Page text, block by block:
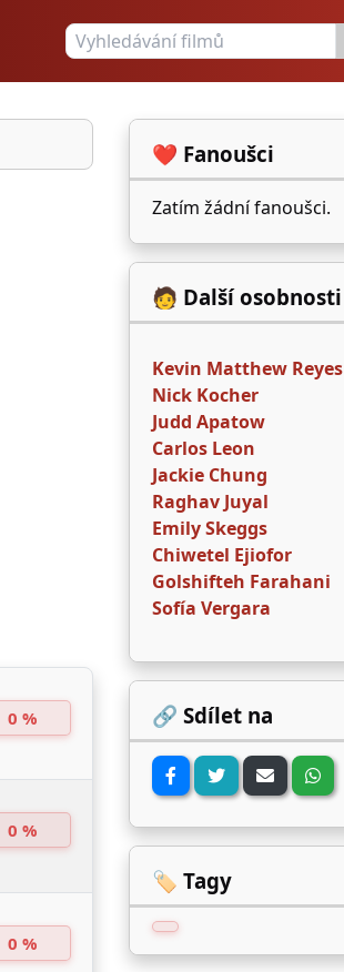
0 %
0 %
0 %
❤️ Fanoušci
Zatím žádní fanoušci.
🧑 Další osobnosti
Kevin Matthew Reyes
Nick Kocher
Judd Apatow
Carlos Leon
Jackie Chung
Raghav Juyal
Emily Skeggs
Chiwetel Ejiofor
Golshifteh Farahani
Sofía Vergara
🔗 Sdílet na
🏷️ Tagy